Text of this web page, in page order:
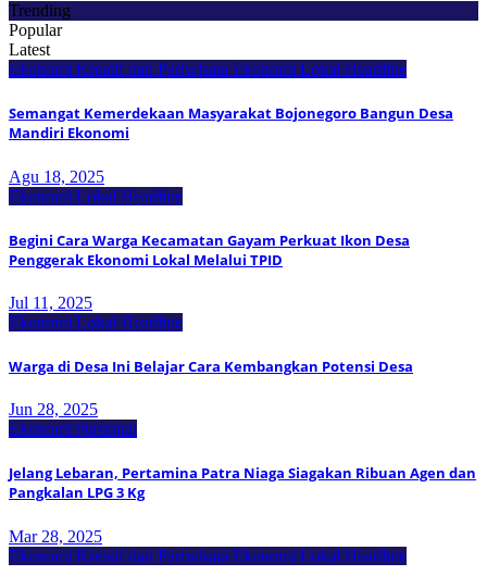
Trending
Popular
Latest
Ekonomi Kreatif dan Pariwisata Ekonomi Lokal Headline
Semangat Kemerdekaan Masyarakat Bojonegoro Bangun Desa
Mandiri Ekonomi
Agu 18, 2025
Ekonomi Lokal Headline
Begini Cara Warga Kecamatan Gayam Perkuat Ikon Desa
Penggerak Ekonomi Lokal Melalui TPID
Jul 11, 2025
Ekonomi Lokal Headline
Warga di Desa Ini Belajar Cara Kembangkan Potensi Desa
Jun 28, 2025
Ekonomi Nasional
Jelang Lebaran, Pertamina Patra Niaga Siagakan Ribuan Agen dan
Pangkalan LPG 3 Kg
Mar 28, 2025
Ekonomi Kreatif dan Pariwisata Ekonomi Lokal Headline